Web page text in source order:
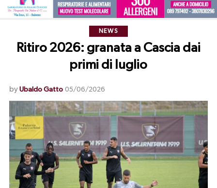
NEWS
Ritiro 2026: granata a Cascia dai
primi di luglio
by Ubaldo Gatto 05/06/2026